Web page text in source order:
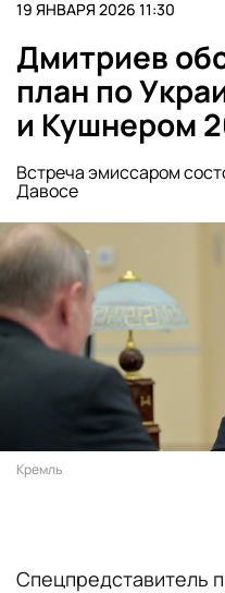
19 ЯНВАРЯ 2026 11:30
Дмитриев
план по
и Кушнером
Встреча эмиссаром
Давосе
Кремль
Спецпредставитель